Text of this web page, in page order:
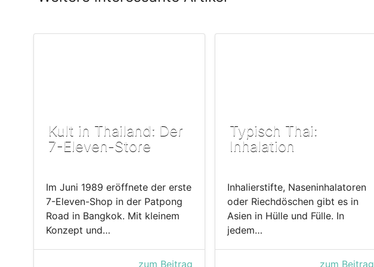
Kult in Thailand: Der
7-Eleven-Store
Im Juni 1989 eröffnete der erste
7-Eleven-Shop in der Patpong
Road in Bangkok. Mit kleinem
Konzept und…
zum Beitrag
Typisch Thai:
Inhalation
Inhalierstifte, Naseninhalatoren
oder Riechdöschen gibt es in
Asien in Hülle und Fülle. In
jedem…
zum Beitrag